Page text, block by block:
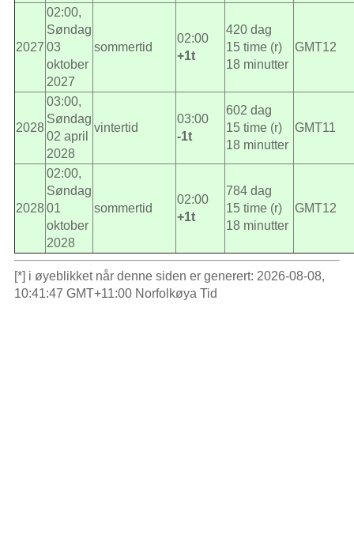
2027
02:00,
Søndag
03
oktober
2027
sommertid
02:00
+1t
420 dag
15 time (r)
18 minutter
GMT12
2028
03:00,
Søndag
02 april
2028
vintertid
03:00
-1t
602 dag
15 time (r)
18 minutter
GMT11
2028
02:00,
Søndag
01
oktober
2028
sommertid
02:00
+1t
784 dag
15 time (r)
18 minutter
GMT12
[*] i øyeblikket når denne siden er generert: 2026-08-08,
10:41:47 GMT+11:00 Norfolkøya Tid